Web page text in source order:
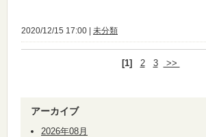
2020/12/15 17:00 | 未分類
[1] 2 3 >>
アーカイブ
2026年08月